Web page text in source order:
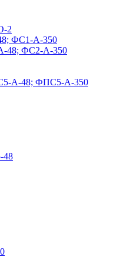
ФС1-А-350
48; ФС2-А-350
А-48; ФПС5-А-350
48